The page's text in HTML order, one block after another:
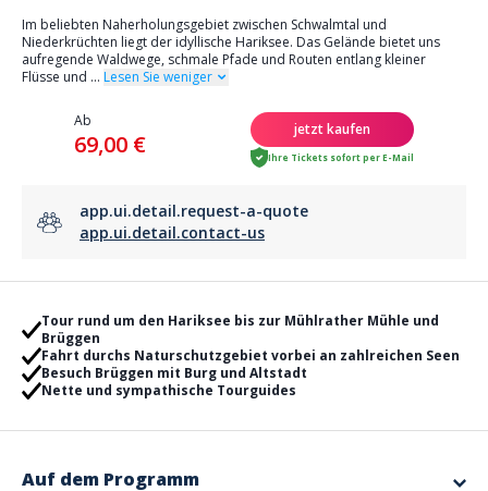
Im beliebten Naherholungsgebiet zwischen Schwalmtal und
Niederkrüchten liegt der idyllische Hariksee. Das Gelände bietet uns
aufregende Waldwege, schmale Pfade und Routen entlang kleiner
Flüsse und ... Lesen Sie weniger
Ab
69,00 €
jetzt kaufen
Ihre Tickets sofort per E-Mail
app.ui.detail.request-a-quote
app.ui.detail.contact-us
Tour rund um den Hariksee bis zur Mühlrather Mühle und
Brüggen
Fahrt durchs Naturschutzgebiet vorbei an zahlreichen Seen
Besuch Brüggen mit Burg und Altstadt
Nette und sympathische Tourguides
Auf dem Programm